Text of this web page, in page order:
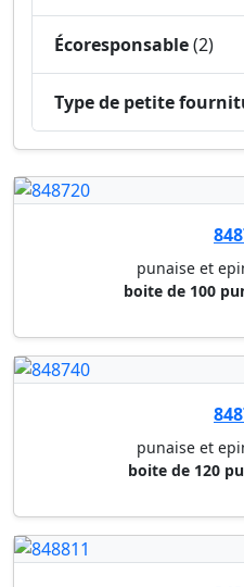
Écoresponsable(2)
Type de petite
punaise et
boite de 100
boite de 120